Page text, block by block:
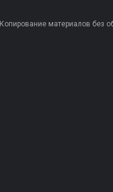
Копирование материалов без